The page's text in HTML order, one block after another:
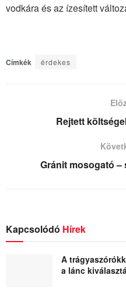
vodkára és az ízesített
Címkék érdekes
Rejtett
Gránit mosogató –
Kapcsolódó Hírek
A
a lánc